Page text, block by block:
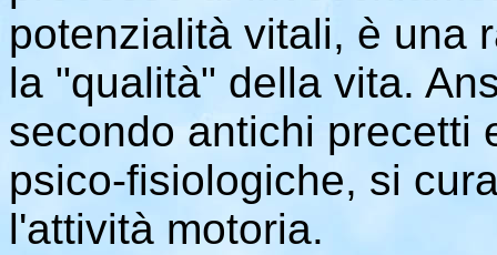
potenzialità vitali, è una
la "qualità" della vita.
secondo antichi precetti
psico-fisiologiche, si
l'attività motoria.